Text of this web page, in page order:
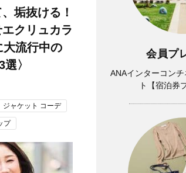
垢抜ける！
クリュカラ
大流行中の
〉
ジャケット コーデ
プ
者スナップ
服装
会員プ
ANAインターコン
ト【宿泊券